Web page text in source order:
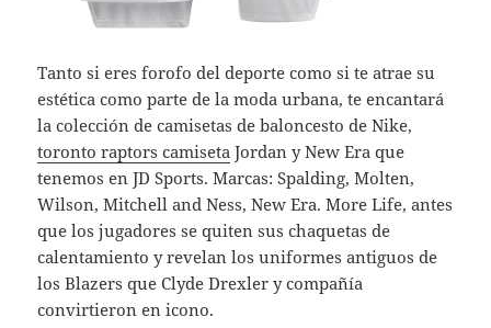
Tanto si eres forofo del deporte como si te atrae su
estética como parte de la moda urbana, te encantará
la colección de camisetas de baloncesto de Nike,
toronto raptors camiseta Jordan y New Era que
tenemos en JD Sports. Marcas: Spalding, Molten,
Wilson, Mitchell and Ness, New Era. More Life, antes
que los jugadores se quiten sus chaquetas de
calentamiento y revelan los uniformes antiguos de
los Blazers que Clyde Drexler y compañía
convirtieron en icono.